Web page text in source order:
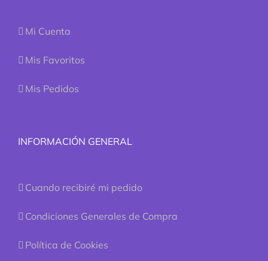
Mi Cuenta
Mis Favoritos
Mis Pedidos
INFORMACIÓN GENERAL
Cuando recibiré mi pedido
Condiciones Generales de Compra
Política de Cookies